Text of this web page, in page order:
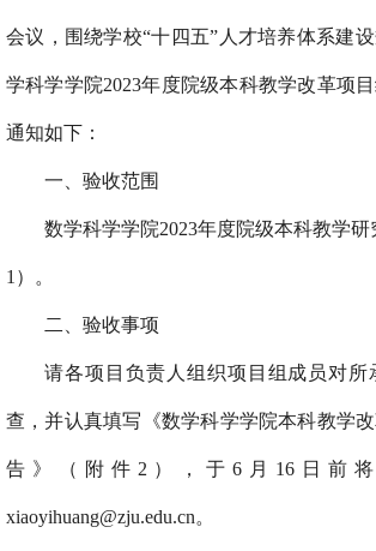
会议， 围绕学校“十四五”人才培养体系建
学科学学院2023年度院级本科教学改革项
通知如下：
一、验收范围
数学科学学院2023年度院级本科教学研
1 ）。
二 、验收事项
请各项目负责人组织项目组成员对所
查，并认真填写《数学科学学院本科教学
告》（附件 2 ），于6 月 16日前
xiaoyihuang@zju.edu.cn。